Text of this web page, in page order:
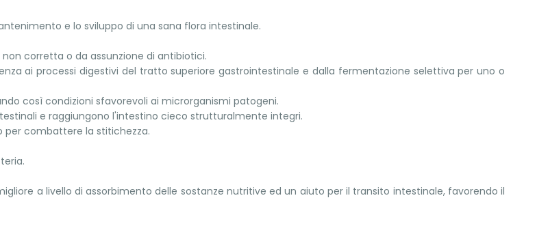
e lo sviluppo di una sana flora intestinale.
corretta o da assunzione di antibiotici.
ai processi digestivi del tratto superiore gastrointestinale e dalla fermentazione selettiva per uno o
così condizioni sfavorevoli ai microrganismi patogeni.
e raggiungono l'intestino cieco strutturalmente integri.
per combattere la stitichezza.
a livello di assorbimento delle sostanze nutritive ed un aiuto per il transito intestinale, favorendo il